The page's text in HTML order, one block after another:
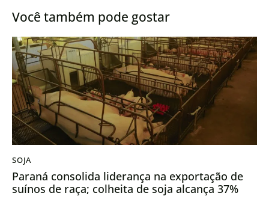
Você também pode gostar
SOJA
Paraná consolida liderança na exportação de
suínos de raça; colheita de soja alcança 37%